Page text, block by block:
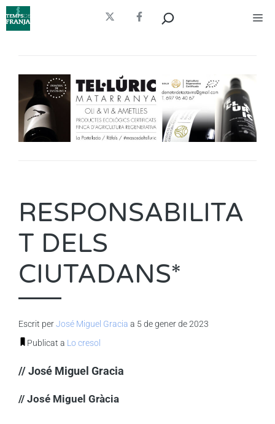
Vés
al
RESPONSABILITA
T DELS
CIUTADANS*
Escrit perJosé Miguel Gracia a 5 de gener de 2023
Publicat a Lo cresol
// José Miguel Gracia
// José Miguel Gràcia